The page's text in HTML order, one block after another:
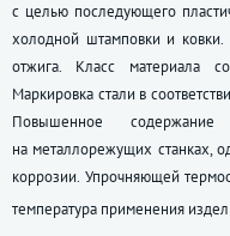
с целью последующего
холодной штамповки и ковки.
отжига. Класс материала
Маркировка стали в
Повышенное
на металлорежущих станках,
коррозии. Упрочняющей
температура применения